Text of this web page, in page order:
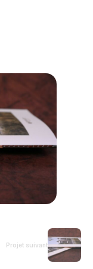
Projet suivant